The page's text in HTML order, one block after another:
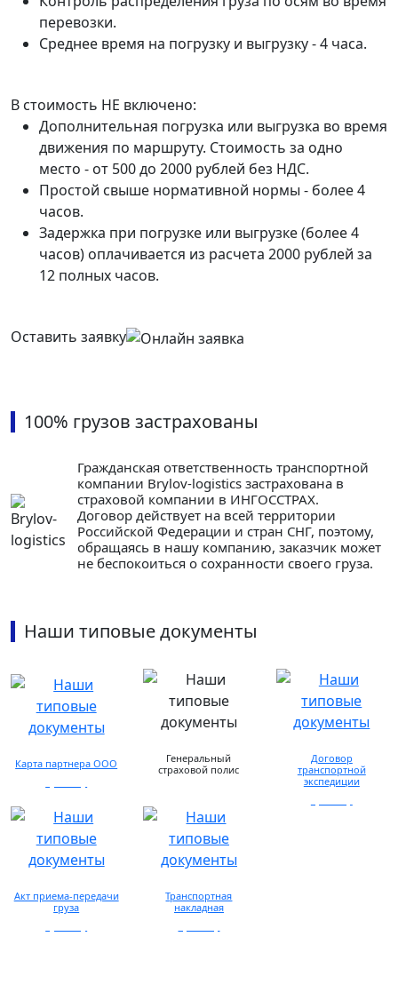
перевозки.
Среднее время на погрузку и выгрузку - 4 часа.
В стоимость НЕ включено:
Дополнительная погрузка или выгрузка во время
движения по маршруту. Стоимость за одно
место - от 500 до 2000 рублей без НДС.
Простой свыше нормативной нормы - более 4
часов.
Задержка при погрузке или выгрузке (более 4
часов) оплачивается из расчета 2000 рублей за
12 полных часов.
Оставить заявку
100% грузов застрахованы
Гражданская ответственность транспортной
компании Brylov-logistics застрахована в
страховой компании в ИНГОСCТРАХ.
Договор действует на всей территории
Российской Федерации и стран СНГ, поэтому,
обращаясь в нашу компанию, заказчик может
не беспокоиться о сохранности своего груза.
Наши типовые документы
Карта партнера ООО
Генеральный
страховой полис
Договор
транспортной
экспедиции
Акт приема-передачи
груза
Транспортная
накладная